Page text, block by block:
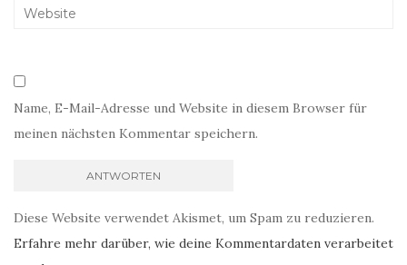
Name, E-Mail-Adresse und Website in diesem Browser für
meinen nächsten Kommentar speichern.
Diese Website verwendet Akismet, um Spam zu reduzieren.
Erfahre mehr darüber, wie deine Kommentardaten verarbeitet